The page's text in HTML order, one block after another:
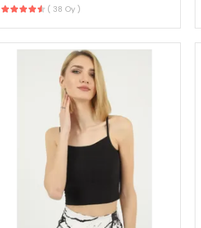
( 38 Oy )